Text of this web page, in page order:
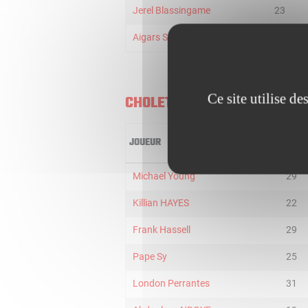
Jerel Blassingame 23
Aigars Skele
CHOLET BASKET
JOUEUR
Michael Young 29
Killian HAYES 22
Frank Hassell 29
Pape Sy 25
London Perrantes 31
Ce site utilise